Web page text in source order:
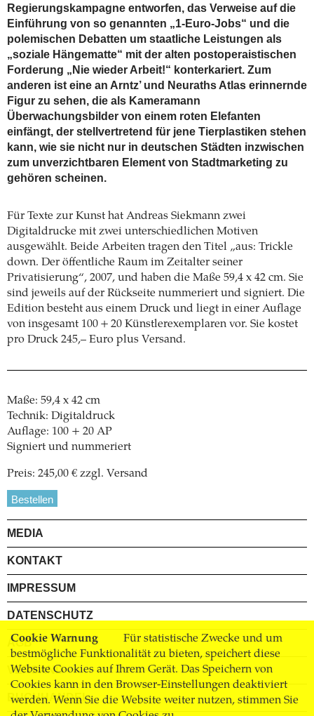
Cookie Warnung
Für statistische Zwecke und um
bestmögliche Funktionalität zu bieten, speichert diese
Website Cookies auf Ihrem Gerät. Das Speichern von
Cookies kann in den Browser-Einstellungen deaktiviert
werden. Wenn Sie die Website weiter nutzen, stimmen Sie
Regierungskampagne entworfen, das Verweise auf die
Einführung von so genannten „1-Euro-Jobs“ und die
polemischen Debatten um staatliche Leistungen als
„soziale Hängematte“ mit der alten postoperaistischen
Forderung „Nie wieder Arbeit!“ konterkariert. Zum
anderen ist eine an Arntz’ und Neuraths Atlas erinnernde
Figur zu sehen, die als Kameramann
Überwachungsbilder von einem roten Elefanten
einfängt, der stellvertretend für jene Tierplastiken stehen
kann, wie sie nicht nur in deutschen Städten inzwischen
zum unverzichtbaren Element von Stadtmarketing zu
gehören scheinen.
Für Texte zur Kunst hat Andreas Siekmann zwei
Digitaldrucke mit zwei unterschiedlichen Motiven
ausgewählt. Beide Arbeiten tragen den Titel „aus: Trickle
down. Der öffentliche Raum im Zeitalter seiner
Privatisierung“, 2007, und haben die Maße 59,4 x 42 cm. Sie
sind jeweils auf der Rückseite nummeriert und signiert. Die
Edition besteht aus einem Druck und liegt in einer Auflage
von insgesamt 100 + 20 Künstlerexemplaren vor. Sie kostet
pro Druck 245,– Euro plus Versand.
Maße: 59,4 x 42 cm
Technik: Digitaldruck
Auflage: 100 + 20 AP
Signiert und nummeriert
Preis: 245,00 € zzgl. Versand
Bestellen
MEDIA
KONTAKT
IMPRESSUM
DATENSCHUTZ
AGB
VERSAND
BUCHHANDEL